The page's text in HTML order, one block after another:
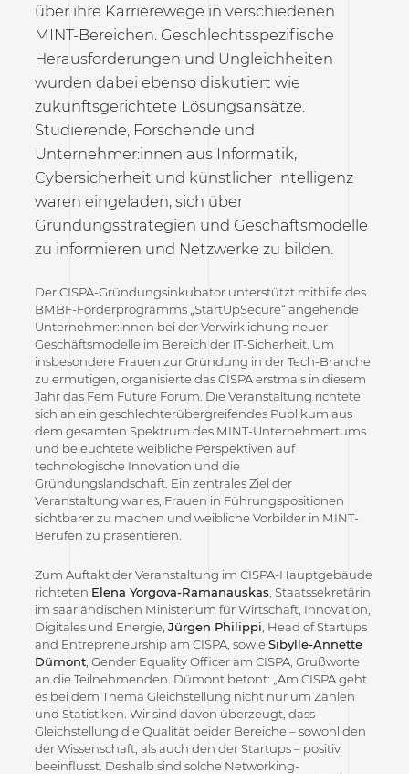
über ihre Karrierewege in verschiedenen
MINT-Bereichen. Geschlechtsspezifische
Herausforderungen und Ungleichheiten
wurden dabei ebenso diskutiert wie
zukunftsgerichtete Lösungsansätze.
Studierende, Forschende und
Unternehmer:innen aus Informatik,
Cybersicherheit und künstlicher Intelligenz
waren eingeladen, sich über
Gründungsstrategien und Geschäftsmodelle
zu informieren und Netzwerke zu bilden.
Der CISPA-Gründungsinkubator unterstützt mithilfe des
BMBF-Förderprogramms „StartUpSecure“ angehende
Unternehmer:innen bei der Verwirklichung neuer
Geschäftsmodelle im Bereich der IT-Sicherheit. Um
insbesondere Frauen zur Gründung in der Tech-Branche
zu ermutigen, organisierte das CISPA erstmals in diesem
Jahr das Fem Future Forum. Die Veranstaltung richtete
sich an ein geschlechterübergreifendes Publikum aus
dem gesamten Spektrum des MINT-Unternehmertums
und beleuchtete weibliche Perspektiven auf
technologische Innovation und die
Gründungslandschaft. Ein zentrales Ziel der
Veranstaltung war es, Frauen in Führungspositionen
sichtbarer zu machen und weibliche Vorbilder in MINT-
Berufen zu präsentieren.
Zum Auftakt der Veranstaltung im CISPA-Hauptgebäude
richteten Elena Yorgova-Ramanauskas , Staatssekretärin
im saarländischen Ministerium für Wirtschaft, Innovation,
Digitales und Energie, Jürgen Philippi , Head of Startups
and Entrepreneurship am CISPA, sowieSibylle-Annette
Dümont, Gender Equality Officer am CISPA, Grußworte
an die Teilnehmenden. Dümont betont: „Am CISPA geht
es bei dem Thema Gleichstellung nicht nur um Zahlen
und Statistiken. Wir sind davon überzeugt, dass
Gleichstellung die Qualität beider Bereiche – sowohl den
der Wissenschaft, als auch den der Startups – positiv
beeinflusst. Deshalb sind solche Networking-